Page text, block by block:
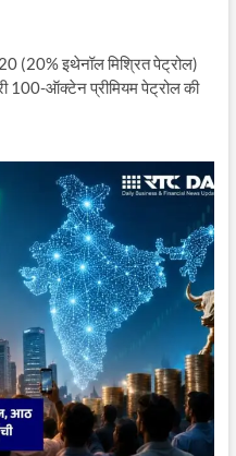
(20% इथेनॉल मिश्रित पेट्रोल)
100-ऑक्टेन प्रीमियम पेट्रोल की